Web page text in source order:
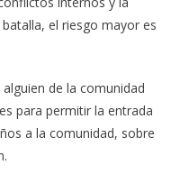
el riesgo mayor es
de la comunidad
para permitir la entrada
a la comunidad, sobre